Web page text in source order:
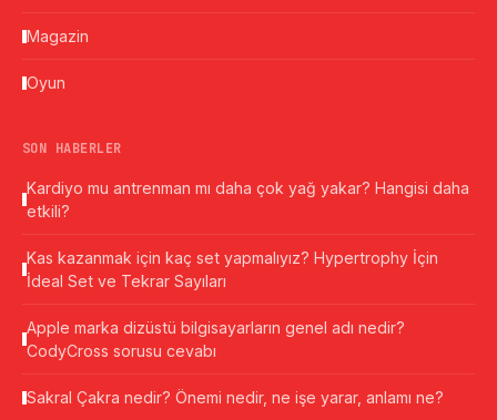
Magazin
Oyun
SON HABERLER
Kardiyo mu antrenman mı daha çok yağ yakar? Hangisi daha
etkili?
Kas kazanmak için kaç set yapmalıyız? Hypertrophy İçin
İdeal Set ve Tekrar Sayıları
Apple marka dizüstü bilgisayarların genel adı nedir?
CodyCross sorusu cevabı
Sakral Çakra nedir? Önemi nedir, ne işe yarar, anlamı ne?